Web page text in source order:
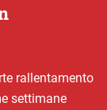
rallentamento
settimane